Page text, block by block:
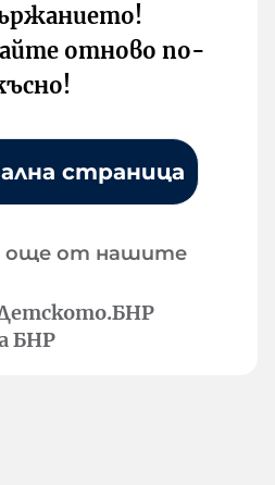
отново по-
страница
още от нашите
БНР